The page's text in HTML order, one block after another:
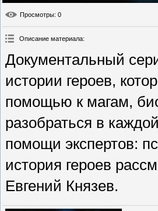
Просмотры: 0
Описание материала:
Документальный
истории героев,
помощью к магам,
разобраться в
помощи экспертов:
история героев
Евгений Князев.